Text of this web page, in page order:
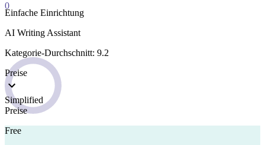
0
Einfache Einrichtung
AI Writing Assistant
Kategorie-Durchschnitt: 9.2
Preise
Simplified
Preise
Free